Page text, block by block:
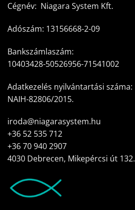
Cégnév: Niagara System Kft.
Adószám: 13156668-2-09
Bankszámlaszám:
10403428-50526956-71541002
Adatkezelés nyilvántartási száma:
NAIH-82806/2015.
iroda@niagarasystem.hu
+36 52 535 712
+36 70 940 2907
4030 Debrecen, Mikepércsi út 132.